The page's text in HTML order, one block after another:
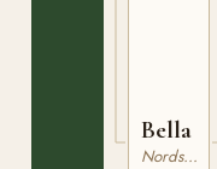
Bella
Nordsvensk Brukshäst